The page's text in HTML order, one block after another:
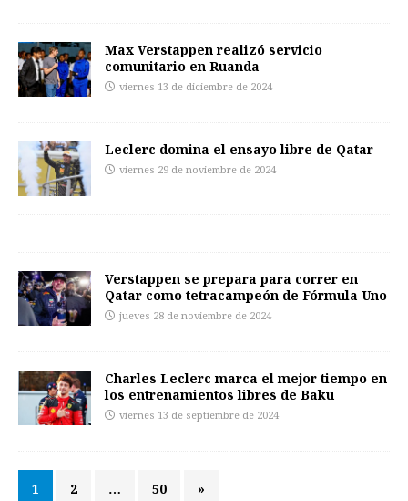
Max Verstappen realizó servicio
comunitario en Ruanda
viernes 13 de diciembre de 2024
Leclerc domina el ensayo libre de Qatar
viernes 29 de noviembre de 2024
Verstappen se prepara para correr en
Qatar como tetracampeón de Fórmula Uno
jueves 28 de noviembre de 2024
Charles Leclerc marca el mejor tiempo en
los entrenamientos libres de Baku
viernes 13 de septiembre de 2024
1 2 … 50 »